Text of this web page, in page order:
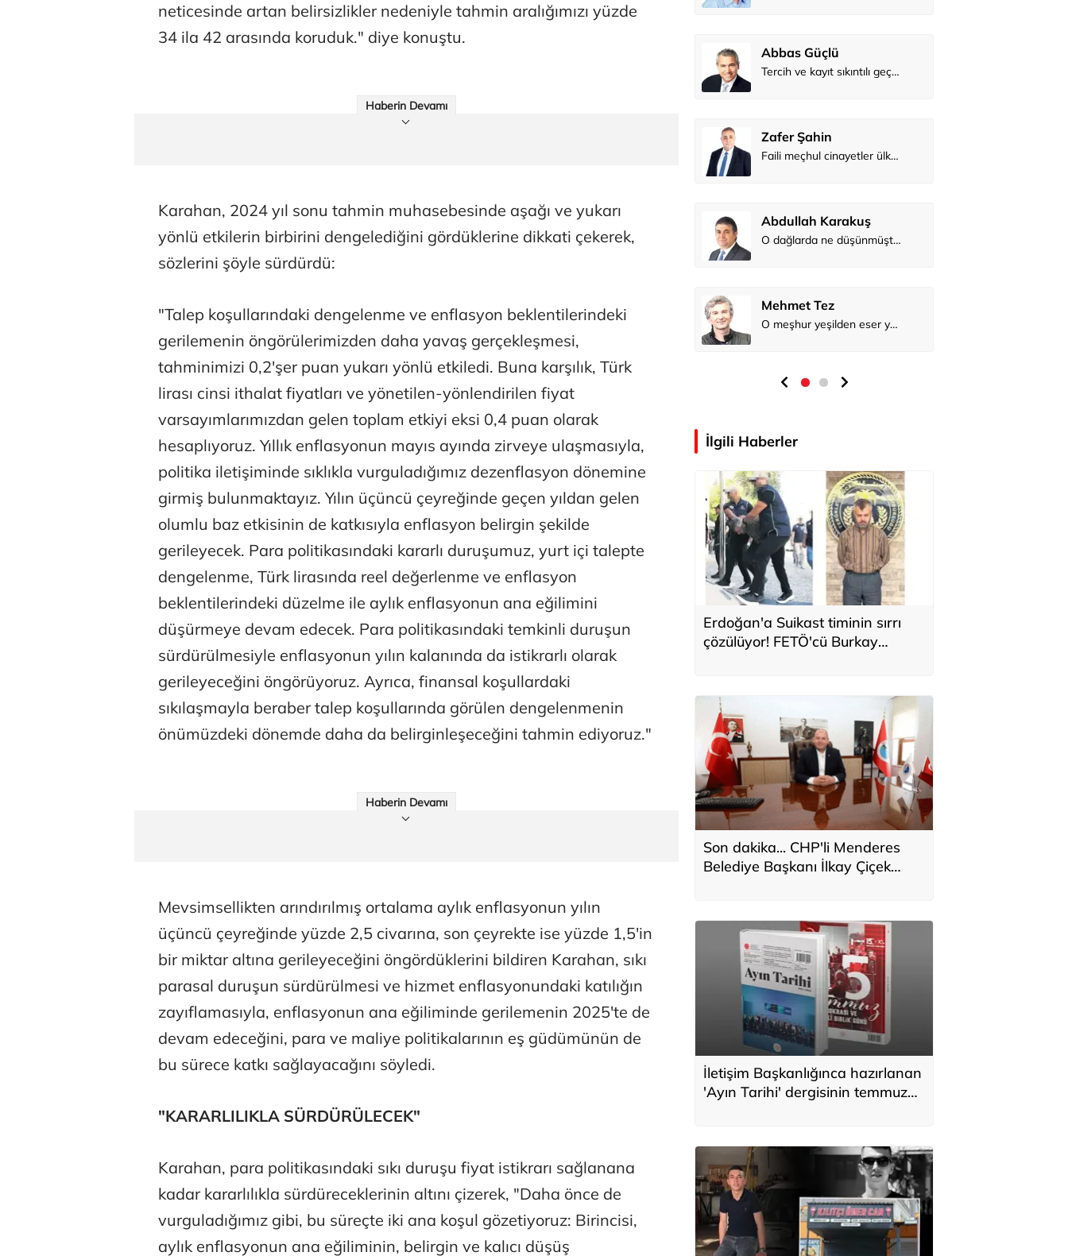
neticesinde artan belirsizlikler nedeniyle tahmin aralığımızı yüzde
34 ila 42 arasında koruduk." diye konuştu.
Haberin Devamı
Karahan, 2024 yıl sonu tahmin muhasebesinde aşağı ve yukarı
yönlü etkilerin birbirini dengelediğini gördüklerine dikkati çekerek,
sözlerini şöyle sürdürdü:
"Talep koşullarındaki dengelenme ve enflasyon beklentilerindeki
gerilemenin öngörülerimizden daha yavaş gerçekleşmesi,
tahminimizi 0,2'şer puan yukarı yönlü etkiledi. Buna karşılık, Türk
lirası cinsi ithalat fiyatları ve yönetilen-yönlendirilen fiyat
varsayımlarımızdan gelen toplam etkiyi eksi 0,4 puan olarak
hesaplıyoruz. Yıllık enflasyonun mayıs ayında zirveye ulaşmasıyla,
politika iletişiminde sıklıkla vurguladığımız dezenflasyon dönemine
girmiş bulunmaktayız. Yılın üçüncü çeyreğinde geçen yıldan gelen
olumlu baz etkisinin de katkısıyla enflasyon belirgin şekilde
gerileyecek. Para politikasındaki kararlı duruşumuz, yurt içi talepte
dengelenme, Türk lirasında reel değerlenme ve enflasyon
beklentilerindeki düzelme ile aylık enflasyonun ana eğilimini
düşürmeye devam edecek. Para politikasındaki temkinli duruşun
sürdürülmesiyle enflasyonun yılın kalanında da istikrarlı olarak
gerileyeceğini öngörüyoruz. Ayrıca, finansal koşullardaki
sıkılaşmayla beraber talep koşullarında görülen dengelenmenin
önümüzdeki dönemde daha da belirginleşeceğini tahmin ediyoruz."
Haberin Devamı
Mevsimsellikten arındırılmış ortalama aylık enflasyonun yılın
üçüncü çeyreğinde yüzde 2,5 civarına, son çeyrekte ise yüzde 1,5'in
bir miktar altına gerileyeceğini öngördüklerini bildiren Karahan, sıkı
parasal duruşun sürdürülmesi ve hizmet enflasyonundaki katılığın
zayıflamasıyla, enflasyonun ana eğiliminde gerilemenin 2025'te de
devam edeceğini, para ve maliye politikalarının eş güdümünün de
bu sürece katkı sağlayacağını söyledi.
"KARARLILIKLA SÜRDÜRÜLECEK"
Karahan, para politikasındaki sıkı duruşu fiyat istikrarı sağlanana
kadar kararlılıkla sürdüreceklerinin altını çizerek, "Daha önce de
vurguladığımız gibi, bu süreçte iki ana koşul gözetiyoruz: Birincisi,
aylık enflasyonun ana eğiliminin, belirgin ve kalıcı düşüş
Abdullah Karakuş
Mehmet Tez
İlgili Haberler
Erdoğan'a Suikast timinin sırrı
çözülüyor! FETÖ'cü Burkay
Son dakika... CHP'li Menderes
Belediye Başkanı İlkay Çiçek
İletişim Başkanlığınca hazırlanan
'Ayın Tarihi' dergisinin temmuz